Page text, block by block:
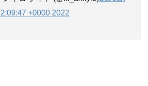
+0000 2022